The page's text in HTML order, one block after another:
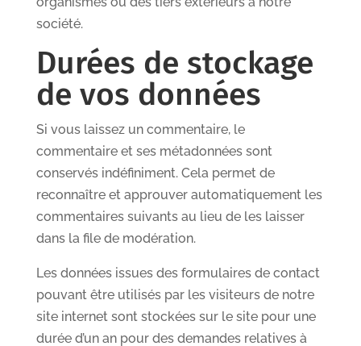
société.
Durées de stockage
de vos données
Si vous laissez un commentaire, le
commentaire et ses métadonnées sont
conservés indéfiniment. Cela permet de
reconnaître et approuver automatiquement les
commentaires suivants au lieu de les laisser
dans la file de modération.
Les données issues des formulaires de contact
pouvant être utilisés par les visiteurs de notre
site internet sont stockées sur le site pour une
durée d’un an pour des demandes relatives à